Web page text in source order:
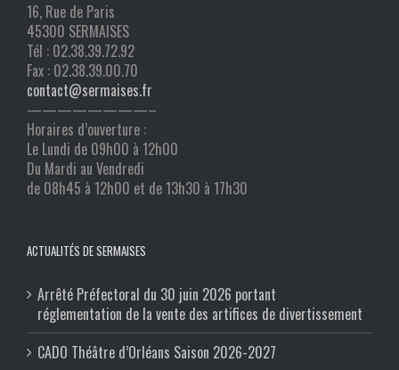
16, Rue de Paris
45300 SERMAISES
Tél : 02.38.39.72.92
Fax : 02.38.39.00.70
contact@sermaises.fr
————————–
Horaires d’ouverture :
Le Lundi de 09h00 à 12h00
Du Mardi au Vendredi
de 08h45 à 12h00 et de 13h30 à 17h30
ACTUALITÉS DE SERMAISES
Arrêté Préfectoral du 30 juin 2026 portant
réglementation de la vente des artifices de divertissement
CADO Théâtre d’Orléans Saison 2026-2027